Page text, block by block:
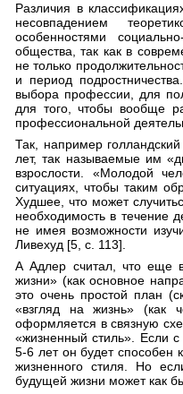
Различия в
несовпадением
особенностями
общества, так как в
не только
и период
выбора профессии, для
для того, чтобы вообще
профессиональной
Так, например
лет, так называемые им
взрослости. «Молодой
ситуациях, чтобы таким
Худшее, что может
необходимость в течение
не имея возможности
Ливехуд [5, с. 113].
А Адлер считал, что еще
жизни» (как основное
это очень простой план
«взгляд на жизнь» (как
оформляется в связную
«жизненный стиль». Если
5-6 лет он будет способен
жизненного стиля. Но
будущей жизни может как